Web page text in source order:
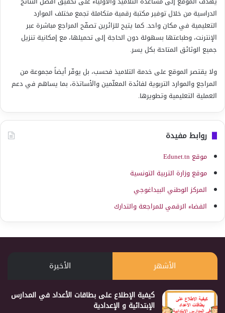
الدراسية من خلال توفير مكتبة رقمية متكاملة تجمع مختلف الموارد
التعليمية في مكان واحد. كما يتيح للزائرين تصفّح المراجع مباشرة عبر
الإنترنت، وطباعتها بسهولة دون الحاجة إلى تحميلها، مع إمكانية تنزيل
جميع الوثائق المتاحة بكل يسر.
ولا يقتصر الموقع على خدمة التلاميذ فحسب، بل يوفّر أيضاً مجموعة من
المراجع والموارد التربوية لفائدة المعلّمين والأساتذة، بما يساهم في دعم
العملية التعليمية وتطويرها.
روابط مفيدة
موقع Edunet.tn
موقع وزارة التربية التونسية
المركز الوطني البيداغوجي
الفضاء الرقمي للمراجعة والتدارك
الأشهر الأخيرة
كيفية الإطلاع على بطاقات الأعداد في المدارس
الإبتدائية و الإعدادية